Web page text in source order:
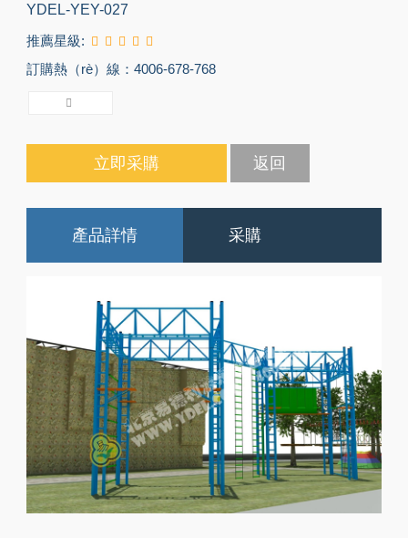
YDEL-YEY-027
推薦星級:
訂購熱（rè）線：4006-678-768
立即采購 返回
產品詳情 采購